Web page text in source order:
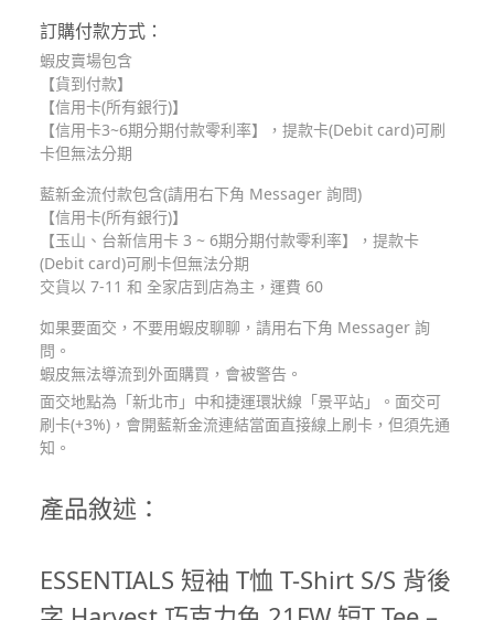
訂購付款方式：
蝦皮賣場包含
【貨到付款】
【信用卡(所有銀行)】
【信用卡3~6期分期付款零利率】，提款卡(Debit card)可刷
卡但無法分期
藍新金流付款包含(請用右下角 Messager 詢問)
【信用卡(所有銀行)】
【玉山、台新信用卡 3 ~ 6期分期付款零利率】，提款卡
(Debit card)可刷卡但無法分期
交貨以 7-11 和 全家店到店為主，運費 60
如果要面交，不要用蝦皮聊聊，請用右下角 Messager 詢
問。
蝦皮無法導流到外面購買，會被警告。
面交地點為「新北市」中和捷運環狀線「景平站」。面交可
刷卡(+3%)，會開藍新金流連結當面直接線上刷卡，但須先通
知。
產品敘述：
ESSENTIALS 短袖 T恤 T-Shirt S/S 背後